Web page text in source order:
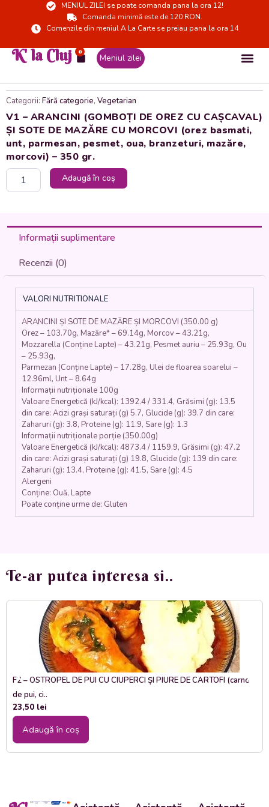
MENIUL ZILEI se poate comanda pana la ora 12!
Comanda minimă este de 120 RON.
Comenzile din meniul A La Carte se preiau pana la ora 14
K' la Cluj 0
Cart Meniul zilei
Categorii: Fără categorie, Vegetarian
V1 – ARANCINI (GOMBOȚI DE OREZ CU CAȘCAVAL)
ȘI SOTE DE MAZĂRE CU MORCOVI (orez basmati,
unt, parmesan, pesmet, oua, branzeturi, mazăre,
morcovi) – 350 gr.
Cantitate
CAȘCAVAL)
SOTE
MAZĂRE
MORCOVI
basmati,
parmesan,
pesmet,
branzeturi,
mazăre,
morcovi)
Adaugă în coș
Informații suplimentare
Recenzii (0)
VALORI NUTRITIONALE
ARANCINI ȘI SOTE DE MAZĂRE ȘI MORCOVI (350.00 g)
Orez – 103.70g, Mazăre* – 69.14g, Morcov – 43.21g,
Mozzarella (Conține Lapte) – 43.21g, Pesmet auriu – 25.93g, Ou
– 25.93g,
Parmezan (Conține Lapte) – 17.28g, Ulei de floarea soarelui –
12.96ml, Unt – 8.64g
Informații nutriționale 100g
Valoare Energetică (kJ/kcal): 1392.4 / 331.4, Grăsimi (g): 13.5
din care: Acizi grași saturați (g) 5.7, Glucide (g): 39.7 din care:
Zaharuri (g): 3.8, Proteine (g): 11.9, Sare (g): 1.3
Informații nutriționale porție (350.00g)
Valoare Energetică (kJ/kcal): 4873.4 / 1159.9, Grăsimi (g): 47.2
din care: Acizi grași saturați (g) 19.8, Glucide (g): 139 din care:
Zaharuri (g): 13.4, Proteine (g): 41.5, Sare (g): 4.5
Alergeni
Conține: Ouă, Lapte
Poate conține urme de: Gluten
Te-ar putea interesa si..
F2 – OSTROPEL DE PUI CU CIUPERCI ȘI PIURE DE CARTOFI (carne
de pui, ci..
23,50 lei
Adaugă în coș